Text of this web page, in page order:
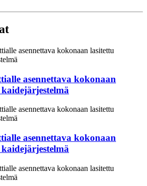
asennettava kokonaan
asennettava kokonaan